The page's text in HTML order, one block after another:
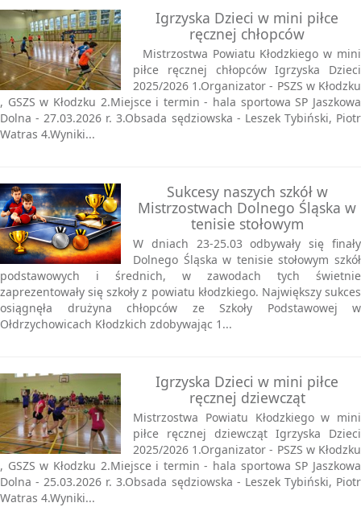
Igrzyska Dzieci w mini piłce
ręcznej chłopców
Mistrzostwa Powiatu Kłodzkiego w mini
piłce ręcznej chłopców Igrzyska Dzieci
2025/2026 1.Organizator - PSZS w Kłodzku
, GSZS w Kłodzku 2.Miejsce i termin - hala sportowa SP Jaszkowa
Dolna - 27.03.2026 r. 3.Obsada sędziowska - Leszek Tybiński, Piotr
Watras 4.Wyniki...
Sukcesy naszych szkół w
Mistrzostwach Dolnego Śląska w
tenisie stołowym
W dniach 23-25.03 odbywały się finały
Dolnego Śląska w tenisie stołowym szkół
podstawowych i średnich, w zawodach tych świetnie
zaprezentowały się szkoły z powiatu kłodzkiego. Największy sukces
osiągnęła drużyna chłopców ze Szkoły Podstawowej w
Ołdrzychowicach Kłodzkich zdobywając 1...
Igrzyska Dzieci w mini piłce
ręcznej dziewcząt
Mistrzostwa Powiatu Kłodzkiego w mini
piłce ręcznej dziewcząt Igrzyska Dzieci
2025/2026 1.Organizator - PSZS w Kłodzku
, GSZS w Kłodzku 2.Miejsce i termin - hala sportowa SP Jaszkowa
Dolna - 25.03.2026 r. 3.Obsada sędziowska - Leszek Tybiński, Piotr
Watras 4.Wyniki...